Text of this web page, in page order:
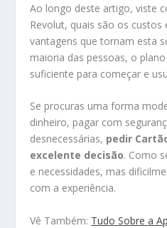
Ao longo deste artigo, viste
Revolut, quais são os custos
vantagens que tornam esta
maioria das pessoas, o
suficiente para começar e
Se procuras uma forma
dinheiro, pagar com
desnecessárias, pedir
excelente decisão. Como
e necessidades, mas
com a experiência.
Vê Também: Tudo Sobre a